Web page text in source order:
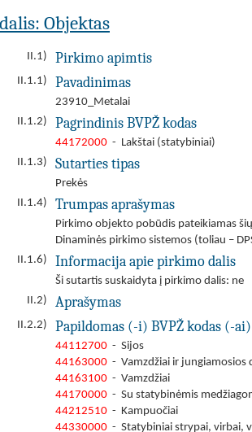
Objektas
II.1) Pirkimo apimtis
II.1.1) Pavadinimas
23910_Metalai
II.1.2)
Pagrindinis BVPŽ kodas
44172000 - Lakštai (statybiniai)
II.1.3)
Sutarties tipas
Prekės
II.1.4)
Trumpas aprašymas
Pirkimo objekto pobūdis pateikiamas
Dinaminės pirkimo sistemos (toliau –
II.1.6)
Informacija apie pirkimo dalis
Ši sutartis suskaidyta į pirkimo dalis: ne
II.2)
Aprašymas
II.2.2) Papildomas (-i) BVPŽ kodas (-ai)
44112700 - Sijos
44163000 - Vamzdžiai ir jungiamosios
44163100 - Vamzdžiai
44170000 - Su statybinėmis
44212510 - Kampuočiai
44330000 - Statybiniai strypai, virbai,